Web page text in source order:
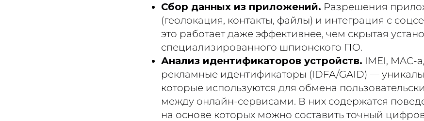
Сбор данных из приложений. Разрешения
(геолокация, контакты, файлы) и интеграция с
это работает даже эффективнее, чем скрытая
специализированного шпионского ПО.
Анализ идентификаторов устройств. IMEI, MAC-
рекламные идентификаторы (IDFA/GAID) —
которые используются для обмена
между онлайн-сервисами. В них содержатся
на основе которых можно составить точный